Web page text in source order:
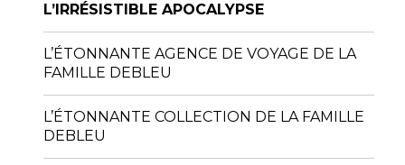
L’IRRÉSISTIBLE APOCALYPSE
L’ÉTONNANTE AGENCE DE VOYAGE DE LA
FAMILLE DEBLEU
L’ÉTONNANTE COLLECTION DE LA FAMILLE
DEBLEU